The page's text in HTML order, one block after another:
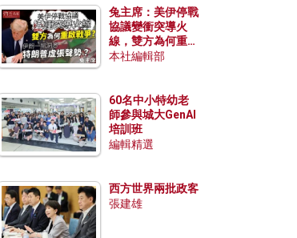
兔主席：美伊停戰
協議變衝突導火
線，雙方為何重啟
戰爭？伊朗一早洞
本社編輯部
60名中小特幼老
師參與城大GenAI
培訓班
編輯精選
西方世界兩批政客
張建雄